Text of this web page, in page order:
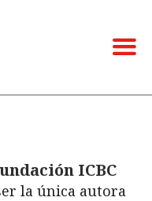
ICBC
la única autora